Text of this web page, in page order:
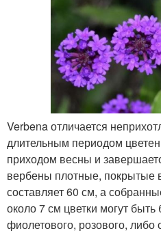
Verbena отличается
длительным периодом
приходом весны и
вербены плотные, покрытые
составляет 60 см, а
около 7 см цветки могут быть
фиолетового, розового, либо